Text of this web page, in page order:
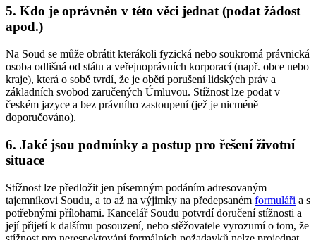
5. Kdo je oprávněn v této věci jednat (podat žádost
apod.)
Na Soud se může obrátit kterákoli fyzická nebo soukromá právnická
osoba odlišná od státu a veřejnoprávních korporací (např. obce nebo
kraje), která o sobě tvrdí, že je obětí porušení lidských práv a
základních svobod zaručených Úmluvou. Stížnost lze podat v
českém jazyce a bez právního zastoupení (jež je nicméně
doporučováno).
6. Jaké jsou podmínky a postup pro řešení životní
situace
Stížnost lze předložit jen písemným podáním adresovaným
tajemníkovi Soudu, a to až na výjimky na předepsaném formuláři a s
potřebnými přílohami. Kancelář Soudu potvrdí doručení stížnosti a
její přijetí k dalšímu posouzení, nebo stěžovatele vyrozumí o tom, že